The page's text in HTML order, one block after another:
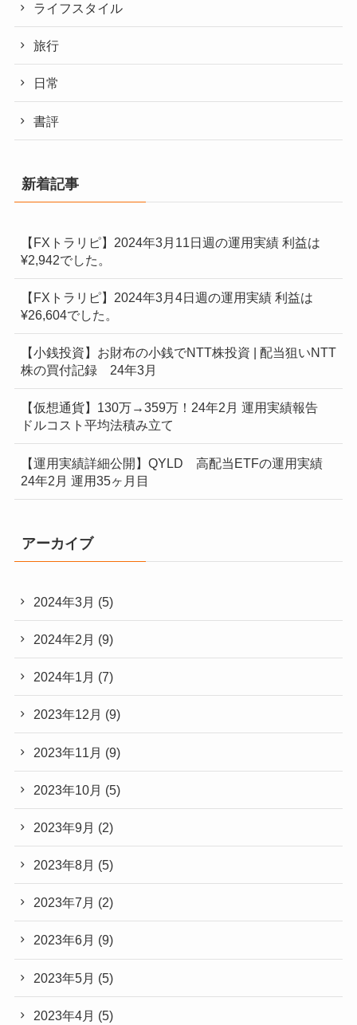
ライフスタイル
旅行
日常
書評
新着記事
【FXトラリピ】2024年3月11日週の運用実績 利益は
¥2,942でした。
【FXトラリピ】2024年3月4日週の運用実績 利益は
¥26,604でした。
【小銭投資】お財布の小銭でNTT株投資 | 配当狙いNTT
株の買付記録 24年3月
【仮想通貨】130万→359万！24年2月 運用実績報告
ドルコスト平均法積み立て
【運用実績詳細公開】QYLD 高配当ETFの運用実績
24年2月 運用35ヶ月目
アーカイブ
2024年3月 (5)
2024年2月 (9)
2024年1月 (7)
2023年12月 (9)
2023年11月 (9)
2023年10月 (5)
2023年9月 (2)
2023年8月 (5)
2023年7月 (2)
2023年6月 (9)
2023年5月 (5)
2023年4月 (5)